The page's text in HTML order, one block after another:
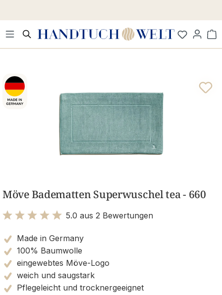
Bildergalerie überspringen
Möve Badematten Superwuschel tea - 660
5.0 aus 2 Bewertungen
Made in Germany
100% Baumwolle
eingewebtes Möve-Logo
weich und saugstark
Pflegeleicht und trocknergeeignet